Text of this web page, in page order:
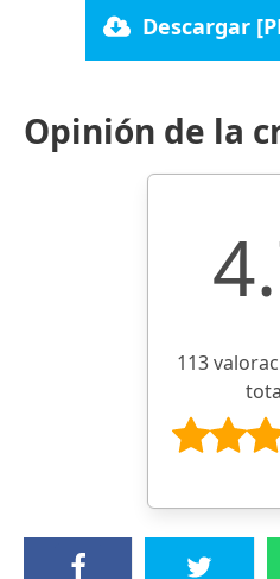
Descargar
Opinión de la
113